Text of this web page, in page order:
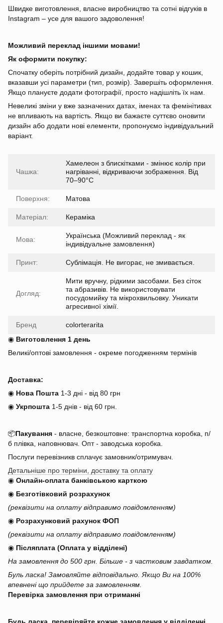
Швидке виготовлення, власне виробництво та сотні відгуків в
Instagram – усе для вашого задоволення!
Можливий переклад іншими мовами!
Як оформити покупку:
Спочатку оберіть потрібний дизайн, додайте товар у кошик,
вказавши усі параметри (тип, розмір). Завершіть оформлення.
Якщо плануєте додати фотографії, просто надішліть їх нам.
Невеликі зміни у вже зазначених датах, іменах та фемінітивах
не впливають на вартість. Якщо ви бажаєте суттєво оновити
дизайн або додати нові елементи, пропонуємо індивідуальний
варіант.
Чашка:
Хамелеон з блискітками - змінює колір при
нагріванні, відкриваючи зображення. Від
70–90°C
Поверхня: Матова
Матеріал: Кераміка
Мова:
Українська (Можливий переклад - як
індивідуальне замовлення)
Принт: Сублімація. Не вигорає, не змивається.
Догляд:
Мити вручну, рідкими засобами. Без сіток
та абразивів. Не використовувати
посудомийку та мікрохвильовку. Уникати
агресивної хімії.
Бренд
colorterarita
◉ Виготовлення 1 день
Великі/оптові замовлення - окреме погодженням термінів
Доставка:
◉ Нова Пошта 1-3 дні - від 80 грн
◉ Укрпошта 1-5 днів - від 60 грн.
📦Пакування - власне, безкоштовне: транспортна коробка, п/
б плівка, наповнювач. Опт - заводська коробка.
Послуги перевізникв сплачує замовник/отримувач.
Детальніше про терміни, доставку та оплату
◉ Онлайн-оплата банківською карткою
◉ Безготівковий розрахунок
(реквізити на оплату відправимо повідомленням)
◉ Розрахунковий рахунок ФОП
(реквізити на оплату відправимо повідомленням)
◉ Післяплата (Оплата у відділені)
На замовлення до 500 грн. Більше - з частковим завдатком.
Буль ласка! Замовляйте відповідально. Якщо Ви на 100%
впевнені що прийдете за замовленням.
Перевірка замовлення при отриманні